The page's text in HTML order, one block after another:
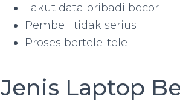
Takut data pribadi bocor
Pembeli tidak serius
Proses bertele-tele
Jenis Laptop